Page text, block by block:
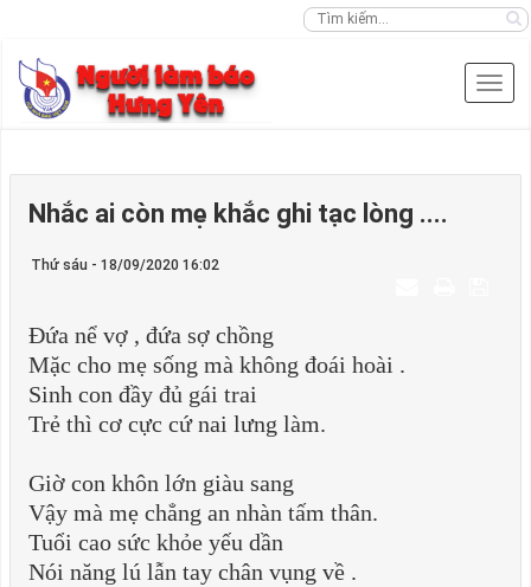
Nhắc ai còn mẹ khắc ghi tạc lòng ....
Thứ sáu - 18/09/2020 16:02
Đứa nể vợ , đứa sợ chồng
Mặc cho mẹ sống mà không đoái hoài .
Sinh con đầy đủ gái trai
Trẻ thì cơ cực cứ nai lưng làm.
Giờ con khôn lớn giàu sang
Vậy mà mẹ chẳng an nhàn tấm thân.
Tuổi cao sức khỏe yếu dần
Nói năng lú lẫn tay chân vụng về .